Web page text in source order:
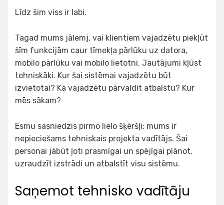
Līdz šim viss ir labi.
Tagad mums jālemj, vai klientiem vajadzētu piekļūt
šīm funkcijām caur tīmekļa pārlūku uz datora,
mobilo pārlūku vai mobilo lietotni. Jautājumi kļūst
tehniskāki. Kur šai sistēmai vajadzētu būt
izvietotai? Kā vajadzētu pārvaldīt atbalstu? Kur
mēs sākam?
Esmu sasniedzis pirmo lielo šķēršļi: mums ir
nepieciešams tehniskais projekta vadītājs. Šai
personai jābūt ļoti prasmīgai un spējīgai plānot,
uzraudzīt izstrādi un atbalstīt visu sistēmu.
Saņemot tehnisko vadītāju